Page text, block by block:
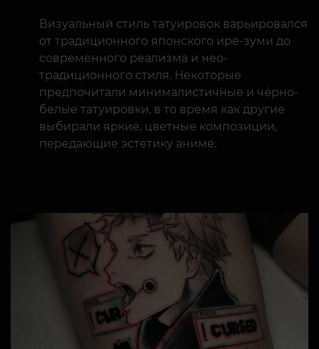
Визуальный стиль татуировок варьировался
от традиционного японского ире-зуми до
современного реализма и нео-
традиционного стиля. Некоторые
предпочитали минималистичные и чёрно-
белые татуировки, в то время как другие
выбирали яркие, цветные композиции,
передающие эстетику аниме.